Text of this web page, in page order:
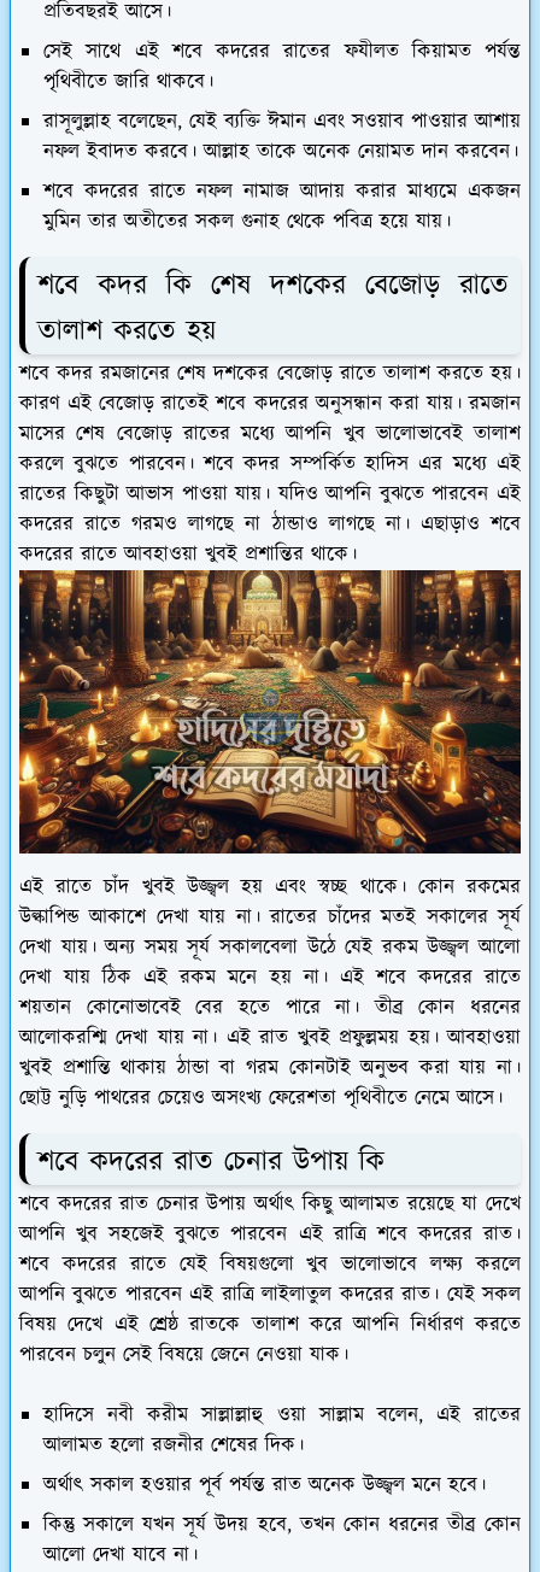
প্রতিবছরই আসে।
সেই সাথে এই শবে কদরের রাতের ফযীলত কিয়ামত পর্যন্ত
পৃথিবীতে জারি থাকবে।
রাসূলুল্লাহ বলেছেন, যেই ব্যক্তি ঈমান এবং সওয়াব পাওয়ার আশায়
নফল ইবাদত করবে। আল্লাহ তাকে অনেক নেয়ামত দান করবেন।
শবে কদরের রাতে নফল নামাজ আদায় করার মাধ্যমে একজন
মুমিন তার অতীতের সকল গুনাহ থেকে পবিত্র হয়ে যায়।
শবে কদর কি শেষ দশকের বেজোড় রাতে
তালাশ করতে হয়
শবে কদর রমজানের শেষ দশকের বেজোড় রাতে তালাশ করতে হয়।
কারণ এই বেজোড় রাতেই শবে কদরের অনুসন্ধান করা যায়। রমজান
মাসের শেষ বেজোড় রাতের মধ্যে আপনি খুব ভালোভাবেই তালাশ
করলে বুঝতে পারবেন। শবে কদর সম্পর্কিত হাদিস এর মধ্যে এই
রাতের কিছুটা আভাস পাওয়া যায়। যদিও আপনি বুঝতে পারবেন এই
কদরের রাতে গরমও লাগছে না ঠান্ডাও লাগছে না। এছাড়াও শবে
কদরের রাতে আবহাওয়া খুবই প্রশান্তির থাকে।
এই রাতে চাঁদ খুবই উজ্জ্বল হয় এবং স্বচ্ছ থাকে। কোন রকমের
উল্কাপিন্ড আকাশে দেখা যায় না। রাতের চাঁদের মতই সকালের সূর্য
দেখা যায়। অন্য সময় সূর্য সকালবেলা উঠে যেই রকম উজ্জ্বল আলো
দেখা যায় ঠিক এই রকম মনে হয় না। এই শবে কদরের রাতে
শয়তান কোনোভাবেই বের হতে পারে না। তীব্র কোন ধরনের
আলোকরশ্মি দেখা যায় না। এই রাত খুবই প্রফুল্লময় হয়। আবহাওয়া
খুবই প্রশান্তি থাকায় ঠান্ডা বা গরম কোনটাই অনুভব করা যায় না।
ছোট্ট নুড়ি পাথরের চেয়েও অসংখ্য ফেরেশতা পৃথিবীতে নেমে আসে।
শবে কদরের রাত চেনার উপায় কি
শবে কদরের রাত চেনার উপায় অর্থাৎ কিছু আলামত রয়েছে যা দেখে
আপনি খুব সহজেই বুঝতে পারবেন এই রাত্রি শবে কদরের রাত।
শবে কদরের রাতে যেই বিষয়গুলো খুব ভালোভাবে লক্ষ্য করলে
আপনি বুঝতে পারবেন এই রাত্রি লাইলাতুল কদরের রাত। যেই সকল
বিষয় দেখে এই শ্রেষ্ঠ রাতকে তালাশ করে আপনি নির্ধারণ করতে
পারবেন চলুন সেই বিষয়ে জেনে নেওয়া যাক।
হাদিসে নবী করীম সাল্লাল্লাহু ওয়া সাল্লাম বলেন, এই রাতের
আলামত হলো রজনীর শেষের দিক।
অর্থাৎ সকাল হওয়ার পূর্ব পর্যন্ত রাত অনেক উজ্জ্বল মনে হবে।
কিন্তু সকালে যখন সূর্য উদয় হবে, তখন কোন ধরনের তীব্র কোন
আলো দেখা যাবে না।